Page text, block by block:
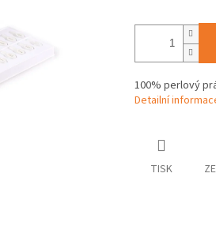
100% perlový
Detailní
TISK